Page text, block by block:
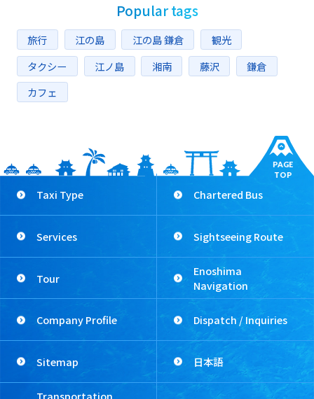
Popular tags
旅行 江の島 江の島 鎌倉
観光
タクシー
江ノ島 湘南 藤沢
鎌倉
カフェ
PAGE
TOP
Taxi Type Chartered Bus
Services Sightseeing Route
Tour
Enoshima
Navigation
Company Profile Dispatch / Inquiries
Sitemap 日本語
Transportation